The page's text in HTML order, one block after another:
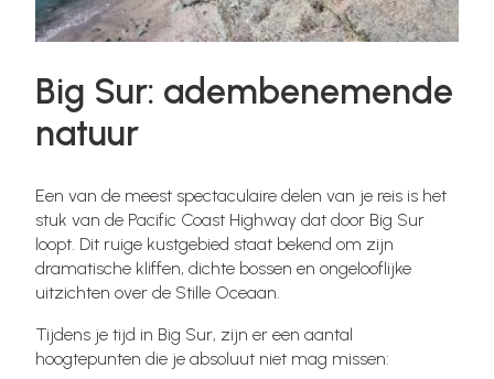
Big Sur: adembenemende
natuur
Een van de meest spectaculaire delen van je reis is het
stuk van de Pacific Coast Highway dat door Big Sur
loopt. Dit ruige kustgebied staat bekend om zijn
dramatische kliffen, dichte bossen en ongelooflijke
uitzichten over de Stille Oceaan.
Tijdens je tijd in Big Sur, zijn er een aantal
hoogtepunten die je absoluut niet mag missen: